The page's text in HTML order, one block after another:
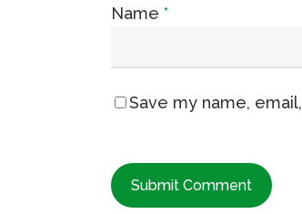
Name *
Save my name,